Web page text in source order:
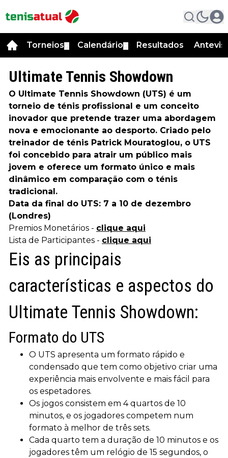
Torneios Calendário Resultados
Ultimate Tennis Showdown
O Ultimate Tennis Showdown (UTS) é um
torneio de ténis profissional e um conceito
inovador que pretende trazer uma abordagem
nova e emocionante ao desporto. Criado pelo
treinador de ténis Patrick Mouratoglou, o UTS
foi concebido para atrair um público mais
jovem e oferece um formato único e mais
dinâmico em comparação com o ténis
tradicional.
Data da final do UTS: 7 a 10 de dezembro
(Londres)
Premios Monetários - clique aqui
Lista de Participantes - clique aqui
Eis as principais
características e aspectos do
Ultimate Tennis Showdown:
Formato do UTS
O UTS apresenta um formato rápido e
condensado que tem como objetivo criar uma
experiência mais envolvente e mais fácil para
os espetadores.
Os jogos consistem em 4 quartos de 10
minutos, e os jogadores competem num
formato à melhor de três sets.
Cada quarto tem a duração de 10 minutos e os
jogadores têm um relógio de 15 segundos, o